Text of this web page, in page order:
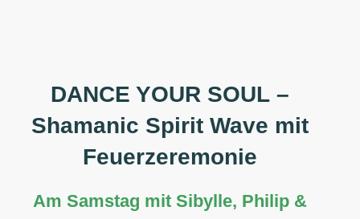
DANCE YOUR SOUL –
Shamanic Spirit Wave mit
Feuerzeremonie
Am Samstag mit Sibylle, Philip &